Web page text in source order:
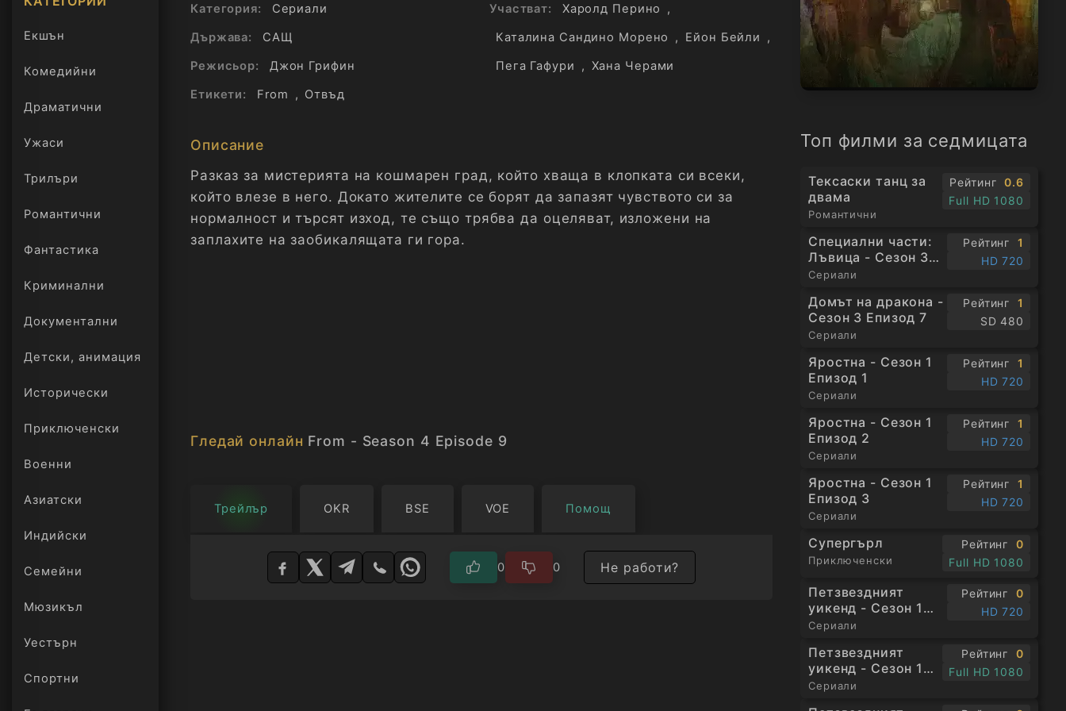
Екшън
Комедийни
Драматични
Ужаси
Трилъри
онлайн
Романтични
Фантастика
Криминални
Документални
Детски, анимация
Исторически
Приключенски
Военни
Азиатски
Индийски
Семейни
Мюзикъл
Уестърн
Спортни
Топ филми за седмицата
Тексаски танц за
двама
Романтични
Рейтинг
0.6
Full HD 1080
Специални части:
Лъвица - Сезон 3
Епизод 1
Сериали
Рейтинг
1
HD 720
Домът на дракона -
Сезон 3 Епизод 7
Сериали
Рейтинг
1
SD 480
Яростна - Сезон 1
Епизод 1
Сериали
Рейтинг
1
HD 720
Яростна - Сезон 1
Епизод 2
Сериали
Рейтинг
1
HD 720
Яростна - Сезон 1
Епизод 3
Сериали
Рейтинг
1
HD 720
Супергърл
Приключенски
Рейтинг
0
Full HD 1080
Петзвездният
уикенд - Сезон 1
Епизод 1
Сериали
Рейтинг
0
HD 720
Петзвездният
уикенд - Сезон 1
Епизод 3
Сериали
Рейтинг
0
Full HD 1080
Категория:
Сериали
Държава:
САЩ
Режисьор:
Джон Грифин
Етикети:
From , Отвъд
Участват: Харолд Перино
,
Каталина Сандино Морено
, Ейон Бейли
,
Пега Гафури
, Хана Черами
Описание
Разказ за мистерията на кошмарен град, който хваща в клопката си всеки,
който влезе в него. Докато жителите се борят да запазят чувството си за
нормалност и търсят изход, те също трябва да оцеляват, изложени на
заплахите на заобикалящата ги гора.
Гледай онлайн From - Season 4 Episode 9
Трейлър OKR BSE VOE Помощ
Изберете
0 0 Не работи?